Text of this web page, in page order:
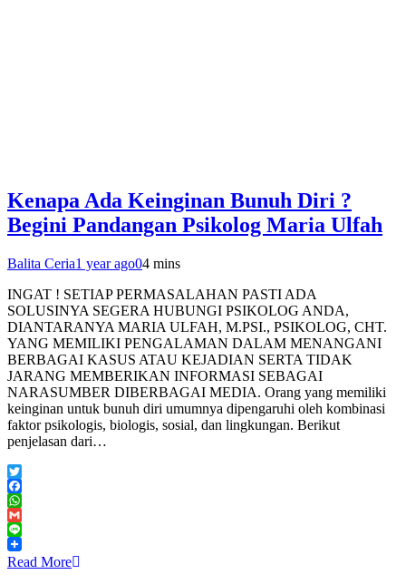
Kenapa Ada Keinginan Bunuh Diri ?
Begini Pandangan Psikolog Maria Ulfah
Balita Ceria1 year ago04 mins
INGAT ! SETIAP PERMASALAHAN PASTI ADA
SOLUSINYA SEGERA HUBUNGI PSIKOLOG ANDA,
DIANTARANYA MARIA ULFAH, M.PSI., PSIKOLOG, CHT.
YANG MEMILIKI PENGALAMAN DALAM MENANGANI
BERBAGAI KASUS ATAU KEJADIAN SERTA TIDAK
JARANG MEMBERIKAN INFORMASI SEBAGAI
NARASUMBER DIBERBAGAI MEDIA. Orang yang memiliki
keinginan untuk bunuh diri umumnya dipengaruhi oleh kombinasi
faktor psikologis, biologis, sosial, dan lingkungan. Berikut
penjelasan dari…
Twitter
Facebook
WhatsApp
Gmail
Line
Read More